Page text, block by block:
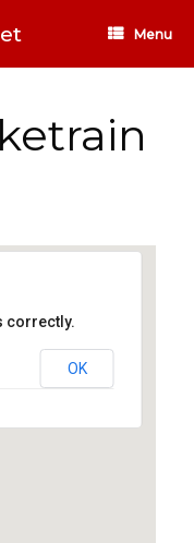
Menu
correctly.
OK